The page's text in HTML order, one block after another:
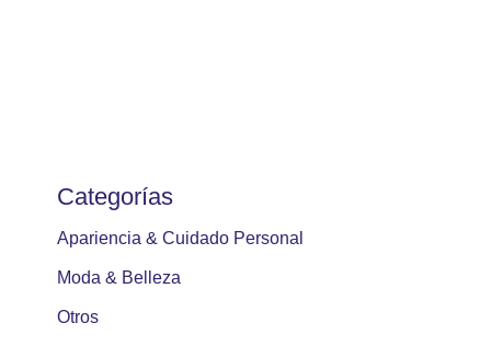
Categorías
Apariencia & Cuidado Personal
Moda & Belleza
Otros